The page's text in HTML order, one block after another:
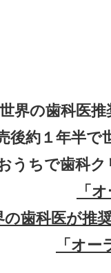
世界の歯科医
後約１年半で
うちで歯科
「
の歯科医が推
「オ